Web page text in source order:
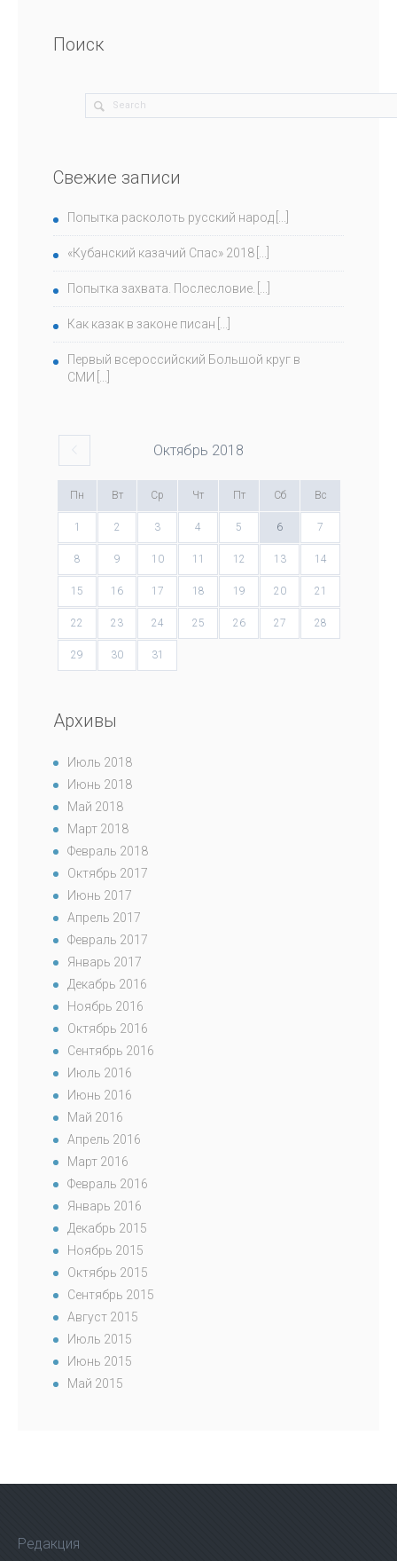
Поиск
Свежие записи
Попытка расколоть русский народ
«Кубанский казачий Спас» 2018
Попытка захвата. Послесловие.
Как казак в законе писан
Первый всероссийский Большой круг в
СМИ
Октябрь 2018
Пн Вт Ср Чт Пт Сб Вс
1 2 3 4 5 6 7
8 9 10 11 12 13 14
15 16 17 18 19 20 21
22 23 24 25 26 27 28
29 30 31
Архивы
Июль 2018
Июнь 2018
Май 2018
Март 2018
Февраль 2018
Октябрь 2017
Июнь 2017
Апрель 2017
Февраль 2017
Январь 2017
Декабрь 2016
Ноябрь 2016
Октябрь 2016
Сентябрь 2016
Июль 2016
Июнь 2016
Май 2016
Апрель 2016
Март 2016
Февраль 2016
Январь 2016
Декабрь 2015
Ноябрь 2015
Октябрь 2015
Сентябрь 2015
Август 2015
Июль 2015
Июнь 2015
Май 2015
Редакция